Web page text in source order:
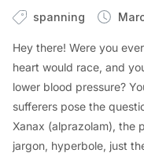
spanning
Hey there! Were you
heart would race, and
lower blood pressure?
sufferers pose the
Xanax (alprazolam), the
jargon, hyperbole, just